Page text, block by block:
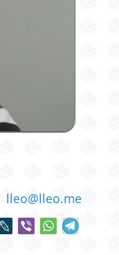
lleo@lleo.me